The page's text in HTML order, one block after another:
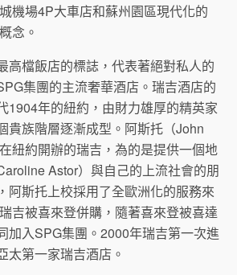
機場4P大車店和蘇州園區現代化的
念。
高檔飯店的標誌，代表著絕對私人的
集團的主流奢華酒店。瑞吉酒店的
1904年的紐約，由財力雄厚的精英家
貴族階層逐漸成型。阿斯托（John
紐約開辦的瑞吉，為的是提供一個地
Astor）與自己的上流社會的朋
阿斯托上校採用了全歐洲化的服務來
吉被喜來登併購，隨著喜來登被喜達
加入SPG集團。2000年瑞吉第一次進
太第一家瑞吉酒店。